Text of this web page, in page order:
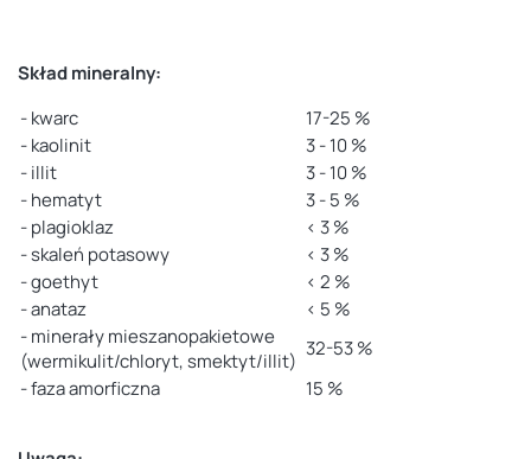
Skład mineralny:
- kwarc
17-25 %
- kaolinit
3 - 10 %
- illit
3 - 10 %
- hematyt
3 - 5 %
- plagioklaz
< 3 %
- skaleń potasowy
< 3 %
- goethyt
< 2 %
- anataz
< 5 %
- minerały mieszanopakietowe
(wermikulit/chloryt, smektyt/illit)
32-53 %
- faza amorficzna
15 %